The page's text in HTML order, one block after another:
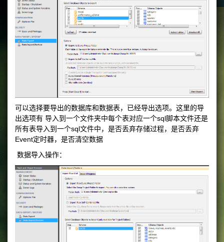
可以选择要导出的数据库和数据表，已经导出选项。这里的导
出选项有 导入到一个文件夹中每个表对应一个sql脚本文件还是
所有表导入到一个sql文件中，是否丢弃存储过程，是否丢弃
Event定时器，是否清空数据
数据导入操作：